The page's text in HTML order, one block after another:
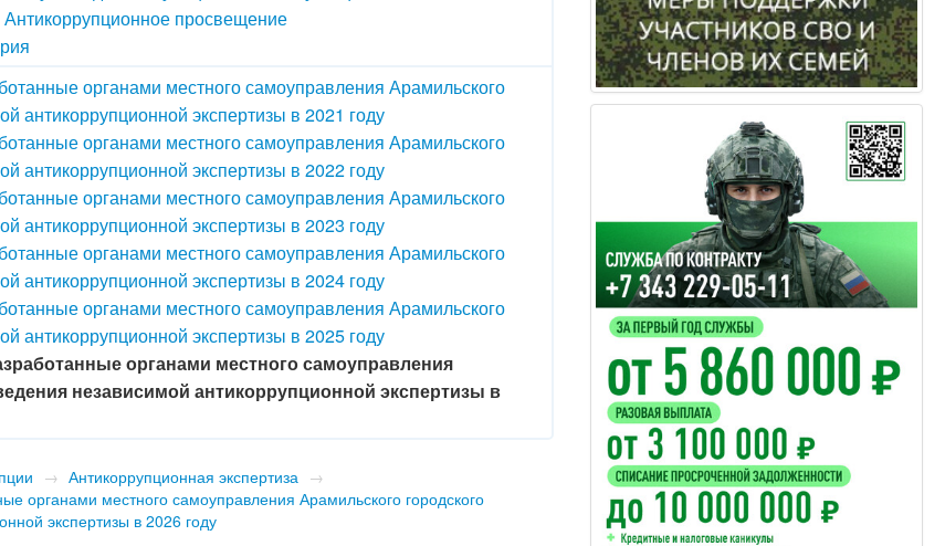
Антикоррупционное просвещение
органами местного самоуправления Арамильского
антикоррупционной экспертизы в 2021 году
органами местного самоуправления Арамильского
антикоррупционной экспертизы в 2022 году
органами местного самоуправления Арамильского
антикоррупционной экспертизы в 2023 году
органами местного самоуправления Арамильского
антикоррупционной экспертизы в 2024 году
органами местного самоуправления Арамильского
антикоррупционной экспертизы в 2025 году
органами местного самоуправления
независимой антикоррупционной экспертизы в
→ Антикоррупционная экспертиза →
органами местного самоуправления Арамильского городского
экспертизы в 2026 году